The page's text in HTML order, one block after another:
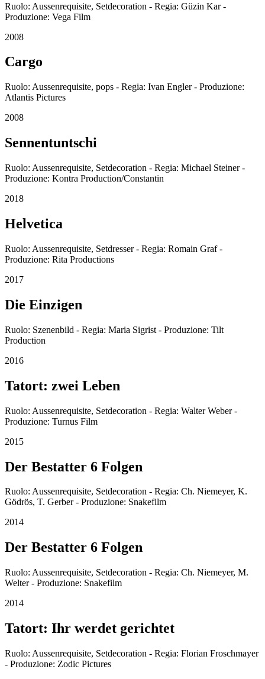
Ruolo: Aussenrequisite, Setdecoration - Regia: Güzin Kar -
Produzione: Vega Film
2008
Cargo
Ruolo: Aussenrequisite, pops - Regia: Ivan Engler - Produzione:
Atlantis Pictures
2008
Sennentuntschi
Ruolo: Aussenrequisite, Setdecoration - Regia: Michael Steiner -
Produzione: Kontra Production/Constantin
2018
Helvetica
Ruolo: Aussenrequisite, Setdresser - Regia: Romain Graf -
Produzione: Rita Productions
2017
Die Einzigen
Ruolo: Szenenbild - Regia: Maria Sigrist - Produzione: Tilt
Production
2016
Tatort: zwei Leben
Ruolo: Aussenrequisite, Setdecoration - Regia: Walter Weber -
Produzione: Turnus Film
2015
Der Bestatter 6 Folgen
Ruolo: Aussenrequisite, Setdecoration - Regia: Ch. Niemeyer, K.
Gödrös, T. Gerber - Produzione: Snakefilm
2014
Der Bestatter 6 Folgen
Ruolo: Aussenrequisite, Setdecoration - Regia: Ch. Niemeyer, M.
Welter - Produzione: Snakefilm
2014
Tatort: Ihr werdet gerichtet
Ruolo: Aussenrequisite, Setdecoration - Regia: Florian Froschmayer
- Produzione: Zodic Pictures